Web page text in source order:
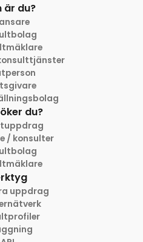
är du?
du?
/ konsulter
uppdrag